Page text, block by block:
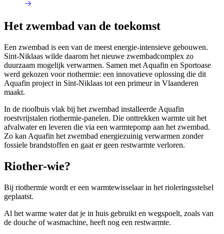
Het zwembad van de toekomst
Een zwembad is een van de meest energie-intensieve gebouwen.
Sint-Niklaas wilde daarom het nieuwe zwembadcomplex zo
duurzaam mogelijk verwarmen. Samen met Aquafin en Sportoase
werd gekozen voor riothermie: een innovatieve oplossing die dit
Aquafin project in Sint-Niklaas tot een primeur in Vlaanderen
maakt.
In de rioolbuis vlak bij het zwembad installeerde Aquafin
roestvrijstalen riothermie-panelen. Die onttrekken warmte uit het
afvalwater en leveren die via een warmtepomp aan het zwembad.
Zo kan Aquafin het zwembad energiezuinig verwarmen zonder
fossiele brandstoffen en gaat er geen restwarmte verloren.
Riother-wie?
Bij riothermie wordt er een warmtewisselaar in het rioleringsstelsel
geplaatst.
Al het warme water dat je in huis gebruikt en wegspoelt, zoals van
de douche of wasmachine, heeft nog een restwarmte.